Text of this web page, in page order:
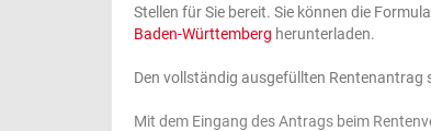
Stellen für Sie bereit. Sie können die
Baden-Württemberg herunterladen.
Den vollständig ausgefüllten Rentenantrag
Mit dem Eingang des Antrags beim